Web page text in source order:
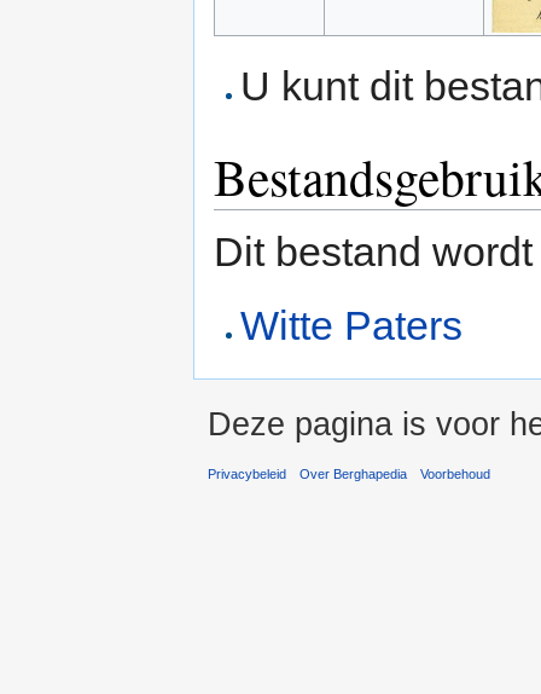
U kunt dit
Dit bestand
Witte Paters
Deze pagina is voor
Privacybeleid Over Berghapedia Voorbehoud